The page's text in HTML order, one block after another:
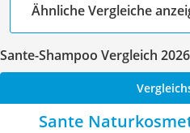
Ähnliche Vergleiche
Sante-Shampoo Vergleich
Sante